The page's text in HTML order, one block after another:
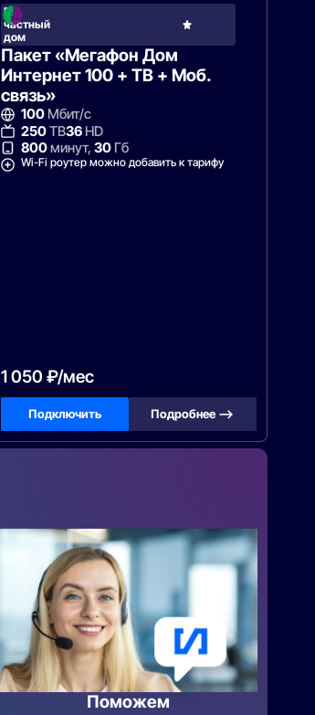
МегаФон
В
частный
дом
Пакет «Мегафон Дом
Интернет 100 + ТВ + Моб.
связь»
100 Мбит/с
250ТВ36 HD
800минут,30 Гб
Wi-Fi роутер можно добавить к тарифу
1 050 ₽/мес
Подключить Подробнее —>
Поможем